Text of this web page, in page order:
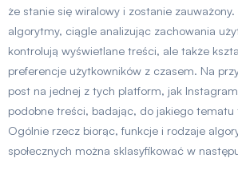
że stanie się wiralowy i zostanie
algorytmy, ciągle analizując zachowania
kontrolują wyświetlane treści, ale także
preferencje użytkowników z czasem. Na
post na jednej z tych platform, jak
podobne treści, badając, do jakiego tematu
Ogólnie rzecz biorąc, funkcje i rodzaje
społecznych można sklasyfikować w